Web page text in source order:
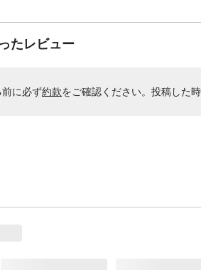
たレビュー
前に必ず約款をご確認ください。投稿した